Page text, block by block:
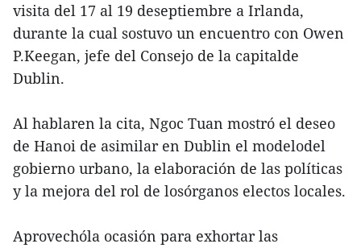
visita del 17 al 19 deseptiembre a Irlanda,
durante la cual sostuvo un encuentro con Owen
P.Keegan, jefe del Consejo de la capitalde
Dublin.
Al hablaren la cita, Ngoc Tuan mostró el deseo
de Hanoi de asimilar en Dublin el modelodel
gobierno urbano, la elaboración de las políticas
y la mejora del rol de losórganos electos locales.
Aprovechóla ocasión para exhortar las